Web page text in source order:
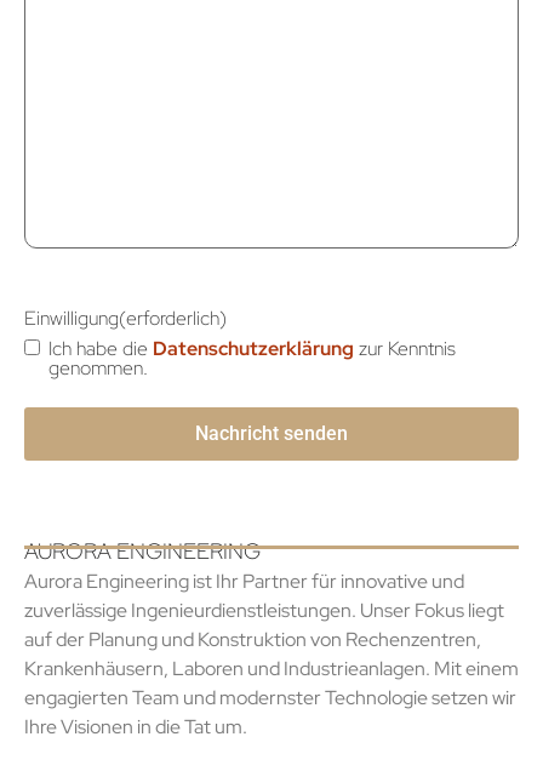
Einwilligung(erforderlich)
Ich habe die Datenschutzerklärung zur Kenntnis
genommen.
AURORA ENGINEERING
Aurora Engineering ist Ihr Partner für innovative und
zuverlässige Ingenieurdienstleistungen. Unser Fokus liegt
auf der Planung und Konstruktion von Rechenzentren,
Krankenhäusern, Laboren und Industrieanlagen. Mit einem
engagierten Team und modernster Technologie setzen wir
Ihre Visionen in die Tat um.